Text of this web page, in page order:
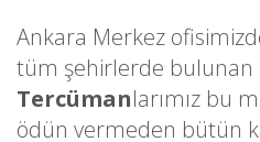
Ankara Merkez
tüm şehirlerde bulunan
Tercümanlarımız bu
ödün vermeden bütün